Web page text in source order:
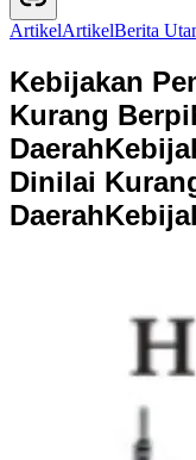
ArtikelArtikelBerita
Kebijakan
Kurang
Daerah
Dinilai
DaerahKebija